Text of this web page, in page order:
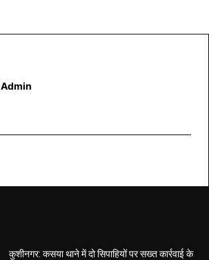
Admin
कुशीनगर: कसया थाने में दो सिपाहियों पर सख्त कार्रवाई के